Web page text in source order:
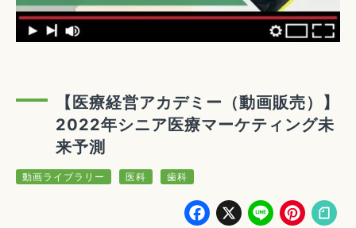
【医療経営アカデミー（動画販売）】
2022年シニア医療マーケティング未
来予測
動画ライブラリー 医科 歯科
Facebook
X Line